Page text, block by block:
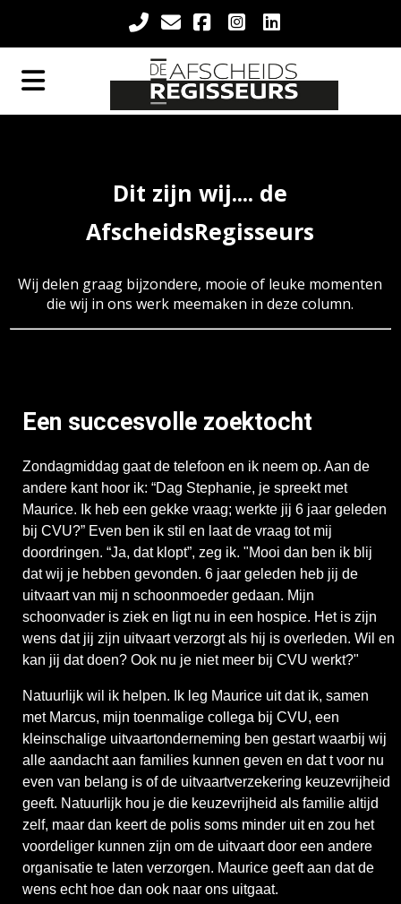
Dit zijn wij.... de
AfscheidsRegisseurs
Wij delen graag bijzondere, mooie of leuke momenten
die wij in ons werk meemaken in deze column.
Een succesvolle zoektocht
Zondagmiddag gaat de telefoon en ik neem op. Aan de
andere kant hoor ik: “Dag Stephanie, je spreekt met
Maurice. Ik heb een gekke vraag; werkte jij 6 jaar geleden
bij CVU?” Even ben ik stil en laat de vraag tot mij
doordringen. “Ja, dat klopt”, zeg ik. "Mooi dan ben ik blij
dat wij je hebben gevonden. 6 jaar geleden heb jij de
uitvaart van mij n schoonmoeder gedaan. Mijn
schoonvader is ziek en ligt nu in een hospice. Het is zijn
wens dat jij zijn uitvaart verzorgt als hij is overleden. Wil en
kan jij dat doen? Ook nu je niet meer bij CVU werkt?"
Natuurlijk wil ik helpen. Ik leg Maurice uit dat ik, samen
met Marcus, mijn toenmalige collega bij CVU, een
kleinschalige uitvaartonderneming ben gestart waarbij wij
alle aandacht aan families kunnen geven en dat t voor nu
even van belang is of de uitvaartverzekering keuzevrijheid
geeft. Natuurlijk hou je die keuzevrijheid als familie altijd
zelf, maar dan keert de polis soms minder uit en zou het
voordeliger kunnen zijn om de uitvaart door een andere
organisatie te laten verzorgen. Maurice geeft aan dat de
wens echt hoe dan ook naar ons uitgaat.